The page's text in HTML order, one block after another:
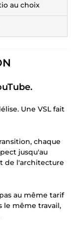
au choix
Une VSL fait
chaque
jusqu'au
de l'architecture
au même tarif
le même travail,